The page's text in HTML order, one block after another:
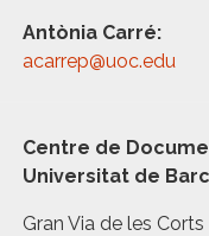
Antònia Carré:
acarrep@uoc.edu
Centre de
Universitat de
Gran Via de les